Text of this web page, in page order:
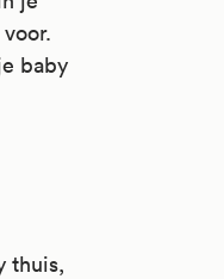
baby
thuis,